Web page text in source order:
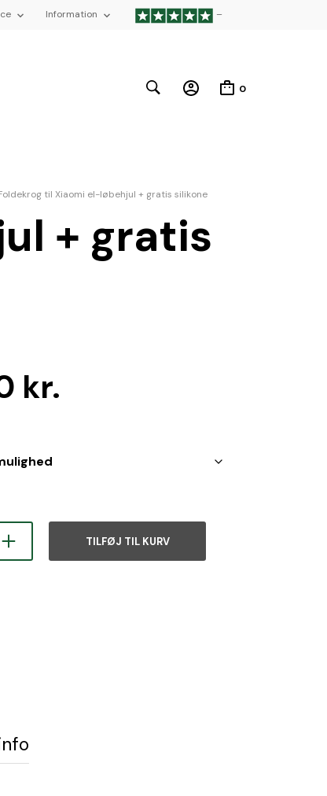
Information –
0
til Xiaomi el-løbehjul + gratis silikone
+ gratis
kr.
TILFØJ TIL KURV